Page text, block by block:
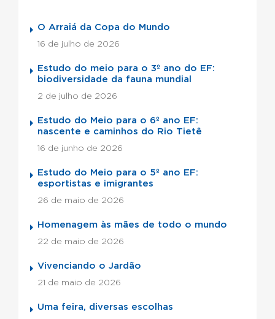
O Arraiá da Copa do Mundo
16 de julho de 2026
Estudo do meio para o 3º ano do EF:
biodiversidade da fauna mundial
2 de julho de 2026
Estudo do Meio para o 6º ano EF:
nascente e caminhos do Rio Tietê
16 de junho de 2026
Estudo do Meio para o 5º ano EF:
esportistas e imigrantes
26 de maio de 2026
Homenagem às mães de todo o mundo
22 de maio de 2026
Vivenciando o Jardão
21 de maio de 2026
Uma feira, diversas escolhas